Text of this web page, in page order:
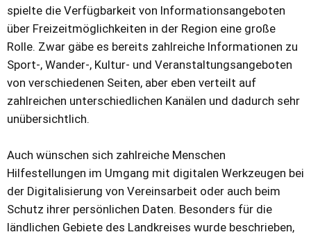
spielte die Verfügbarkeit von Informationsangeboten
über Freizeitmöglichkeiten in der Region eine große
Rolle. Zwar gäbe es bereits zahlreiche Informationen zu
Sport-, Wander-, Kultur- und Veranstaltungsangeboten
von verschiedenen Seiten, aber eben verteilt auf
zahlreichen unterschiedlichen Kanälen und dadurch sehr
unübersichtlich.
Auch wünschen sich zahlreiche Menschen
Hilfestellungen im Umgang mit digitalen Werkzeugen bei
der Digitalisierung von Vereinsarbeit oder auch beim
Schutz ihrer persönlichen Daten. Besonders für die
ländlichen Gebiete des Landkreises wurde beschrieben,